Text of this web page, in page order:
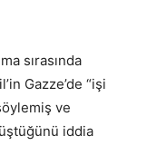
sırasında
Gazze’de “işi
ve
iddia